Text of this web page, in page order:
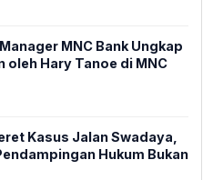
MNC Bank Ungkap
oleh Hary Tanoe di MNC
Kasus Jalan Swadaya,
Hukum Bukan